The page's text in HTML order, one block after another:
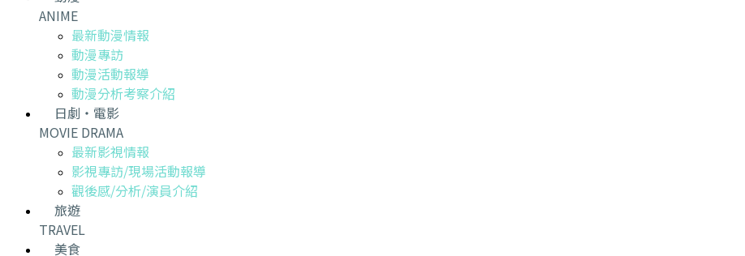
ANIME
最新動漫情報
動漫專訪
動漫活動報導
動漫分析考察介紹
日劇・電影
MOVIE DRAMA
最新影視情報
影視專訪/現場活動報導
觀後感/分析/演員介紹
旅遊
TRAVEL
美食